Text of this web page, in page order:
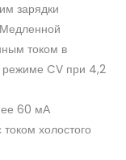
зарядки
током в
CV при 4,2
60 мА
холостого